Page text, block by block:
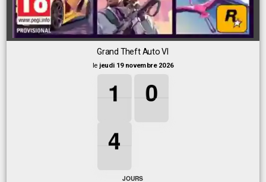
Grand Theft Auto VI
le jeudi 19 novembre 2026
1
1
1
1 0
0
0
0
4
4
4
4
JOURS